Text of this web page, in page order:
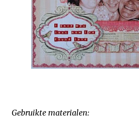
Gebruikte materialen: